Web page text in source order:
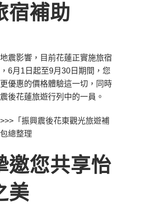
宿補助
震影響，目前花蓮正實施旅宿
6月1日起至9月30日期間，您
優惠的價格體驗這一切，同時
後花蓮旅遊行列中的一員。
「振興震後花東觀光旅遊補
總整理
邀您共享怡
美